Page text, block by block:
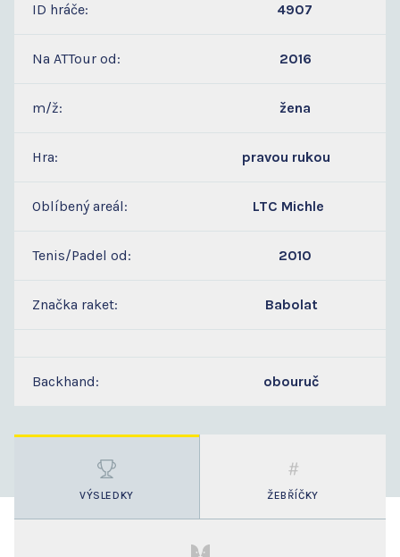
ID hráče: 4907
Na ATTour od: 2016
m/ž: žena
Hra: pravou rukou
Oblíbený areál: LTC Michle
Tenis/Padel od: 2010
Značka raket: Babolat
Backhand: obouruč
VÝSLEDKY ŽEBŘÍČKY